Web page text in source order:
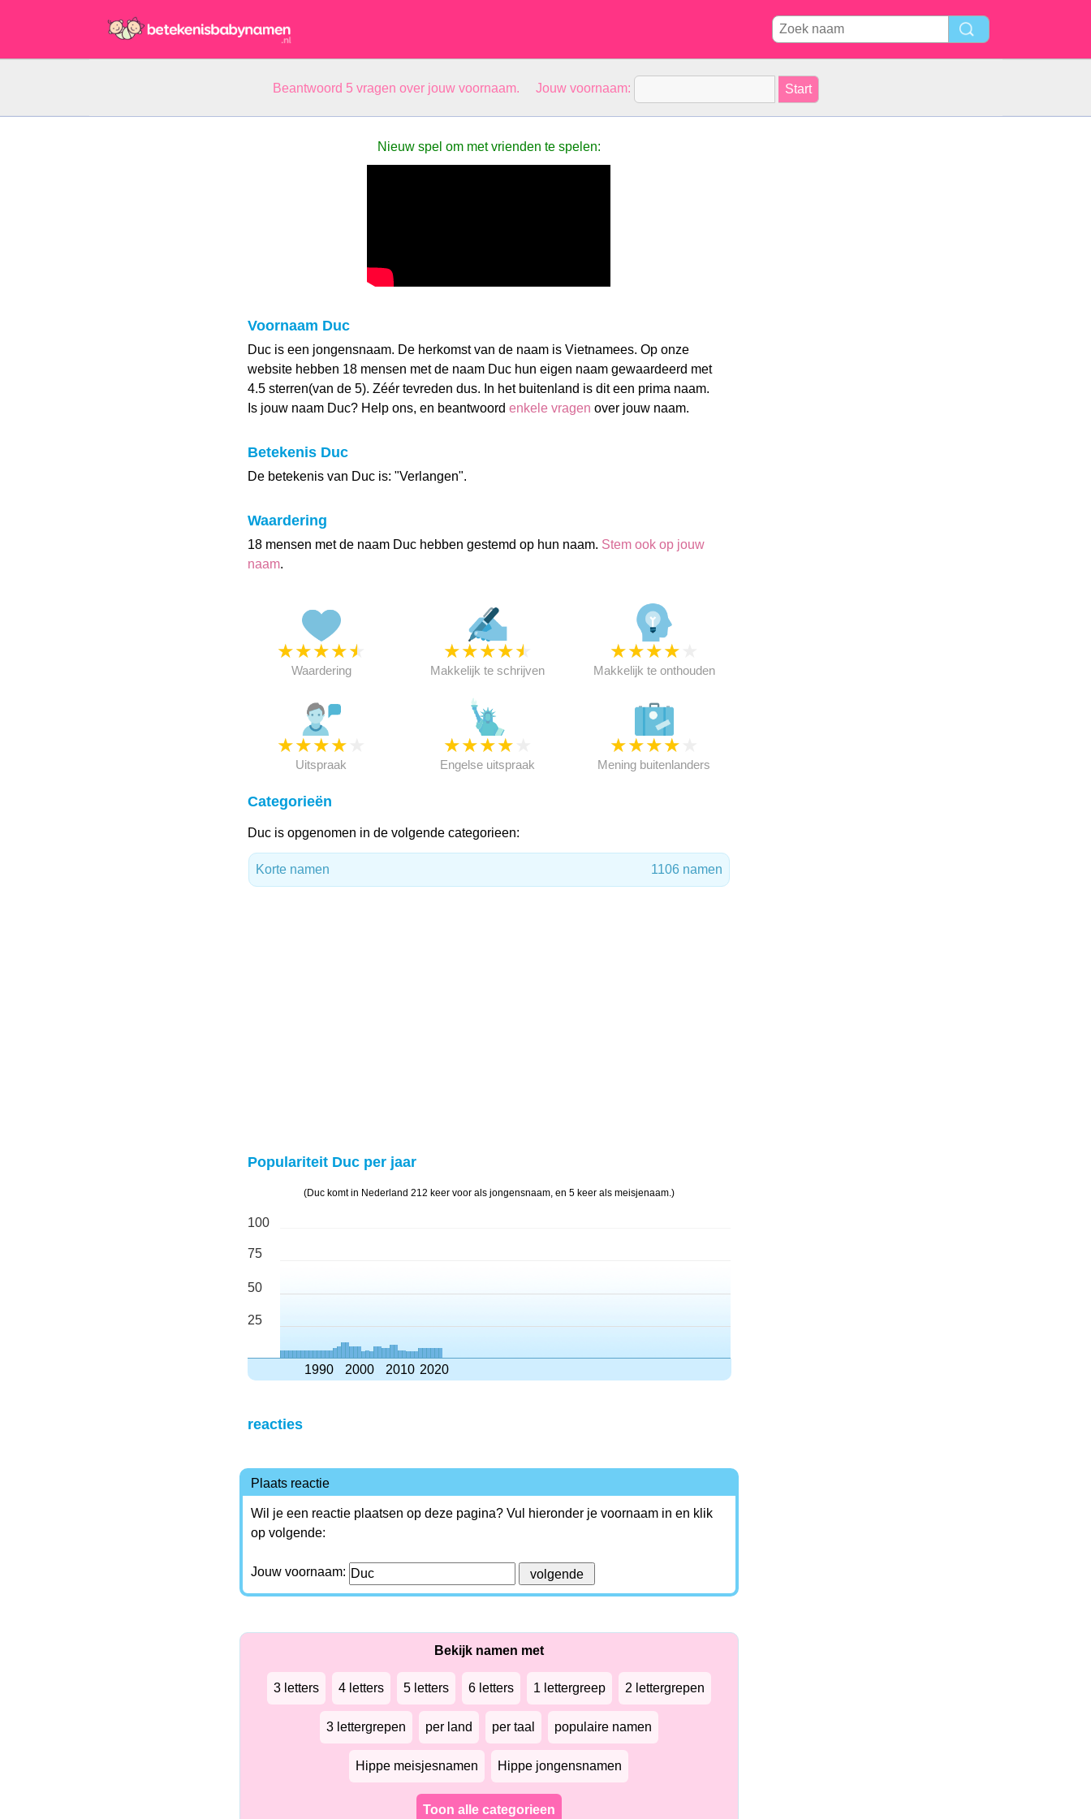
Beantwoord 5 vragen over jouw voornaam. Jouw voornaam:
Nieuw spel om met vrienden te spelen:
Voornaam Duc
Duc is een jongensnaam. De herkomst van de naam is Vietnamees. Op onze
website hebben 18 mensen met de naam Duc hun eigen naam gewaardeerd met
4.5 sterren(van de 5). Zéér tevreden dus. In het buitenland is dit een prima naam.
Is jouw naam Duc? Help ons, en beantwoord enkele vragen over jouw naam.
Betekenis Duc
De betekenis van Duc is: "Verlangen".
Waardering
18 mensen met de naam Duc hebben gestemd op hun naam. Stem ook op jouw
naam.
★★★★★
Waardering
★★★★★
Makkelijk te schrijven
★★★★
Makkelijk te onthouden
★★★★
Uitspraak
★★★★
Engelse uitspraak
★★★★
Mening buitenlanders
Categorieën
Duc is opgenomen in de volgende categorieen:
Korte namen 1106 namen
Populariteit Duc per jaar
(Duc komt in Nederland 212 keer voor als jongensnaam, en 5 keer als meisjenaam.)
100
75
50
25
1990 2000 2010 2020
reacties
Plaats reactie
Wil je een reactie plaatsen op deze pagina? Vul hieronder je voornaam in en klik
op volgende:
Jouw voornaam:
Bekijk namen met
3 letters 4 letters 5 letters 6 letters 1 lettergreep 2 lettergrepen
3 lettergrepen per land per taal populaire namen
Hippe meisjesnamen Hippe jongensnamen
Toon alle categorieen